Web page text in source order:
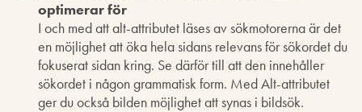
optimerar för
I och med att alt-attributet läses av sökmotorerna är det
en möjlighet att öka hela sidans relevans för sökordet du
fokuserat sidan kring. Se därför till att den innehåller
sökordet i någon grammatisk form. Med Alt-attributet
ger du också bilden möjlighet att synas i bildsök.